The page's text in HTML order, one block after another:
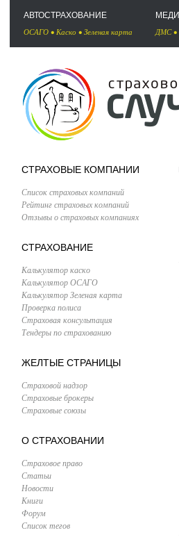
АВТОСТРАХОВАНИЕ
ОСАГО • Каско • Зеленая карта ДМС•
СТРАХОВЫЕ КОМПАНИИ
Список страховых компаний
Рейтинг страховых компаний
Отзывы о страховых компаниях
СТРАХОВАНИЕ
Калькулятор каско
Калькулятор ОСАГО
Калькулятор Зеленая карта
Проверка полиса
Страховая консультация
Тендеры по страхованию
ЖЕЛТЫЕ СТРАНИЦЫ
Страховой надзор
Страховые брокеры
Страховые союзы
О СТРАХОВАНИИ
Страховое право
Статьи
Новости
Книги
Форум
Список тегов